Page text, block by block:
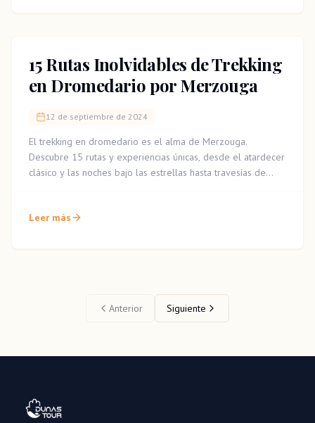
15 Rutas Inolvidables de Trekking
en Dromedario por Merzouga
12 de septiembre de 2024
El trekking en dromedario es el alma de Merzouga.
Descubre 15 rutas y experiencias únicas, desde el atardecer
clásico y las noches bajo las estrellas hasta travesías de
Leer más
Anterior Siguiente